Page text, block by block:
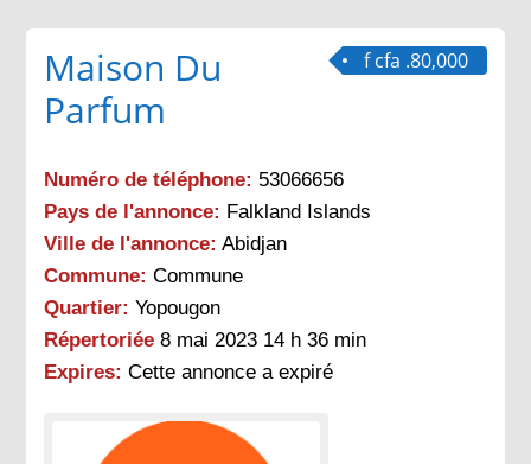
f cfa .80,000
Maison Du
Parfum
Numéro de téléphone: 53066656
Pays de l'annonce: Falkland Islands
Ville de l'annonce: Abidjan
Commune: Commune
Quartier: Yopougon
Répertoriée 8 mai 2023 14 h 36 min
Expires: Cette annonce a expiré